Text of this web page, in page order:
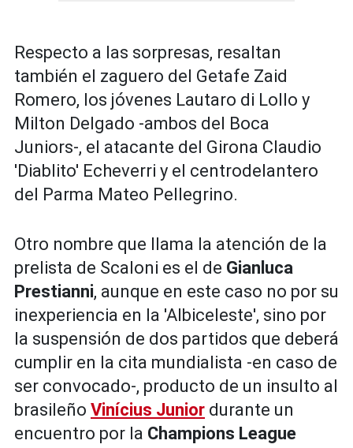
Respecto a las sorpresas, resaltan
también el zaguero del Getafe Zaid
Romero, los jóvenes Lautaro di Lollo y
Milton Delgado -ambos del Boca
Juniors-, el atacante del Girona Claudio
'Diablito' Echeverri y el centrodelantero
del Parma Mateo Pellegrino.
Otro nombre que llama la atención de la
prelista de Scaloni es el de Gianluca
Prestianni, aunque en este caso no por su
inexperiencia en la 'Albiceleste', sino por
la suspensión de dos partidos que deberá
cumplir en la cita mundialista -en caso de
ser convocado-, producto de un insulto al
brasileño Vinícius Junior durante un
encuentro por la Champions League